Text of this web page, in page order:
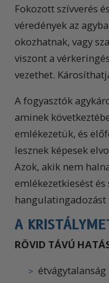
Fokozott szívverés
véredények az
okozhatnak, vagy
viszont a vérkeringés
vezethet.
A fogyasztók
aminek
emlékezetük, és
lesznek képesek
Azok, akik nem
emlékezetkiesést és
hangulatingadozást
A
RÖVID TÁVÚ
étvágytalanság